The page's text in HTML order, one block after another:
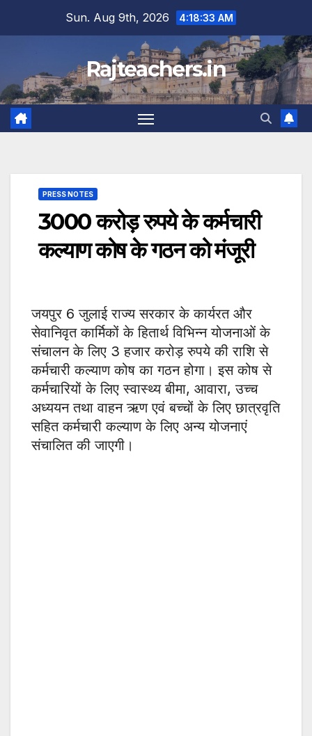
Sun. Aug 9th, 2026 4:18:33 AM
Rajteachers.in
PRESS NOTES
3000 करोड़ रुपये के कर्मचारी
कल्याण कोष के गठन को मंजूरी
जयपुर 6 जुलाई राज्य सरकार के कार्यरत और
सेवानिवृत कार्मिकों के हितार्थ विभिन्न योजनाओं के
संचालन के लिए 3 हजार करोड़ रुपये की राशि से
कर्मचारी कल्याण कोष का गठन होगा। इस कोष से
कर्मचारियों के लिए स्वास्थ्य बीमा, आवारा, उच्च
अध्ययन तथा वाहन ऋण एवं बच्चों के लिए छात्रवृति
सहित कर्मचारी कल्याण के लिए अन्य योजनाएं
संचालित की जाएगी।